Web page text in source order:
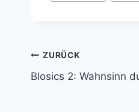
ZURÜCK
Blosics 2: Wahnsinn